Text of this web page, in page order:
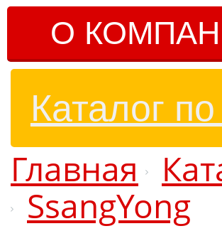
О
Каталог
Главная
SsangYong